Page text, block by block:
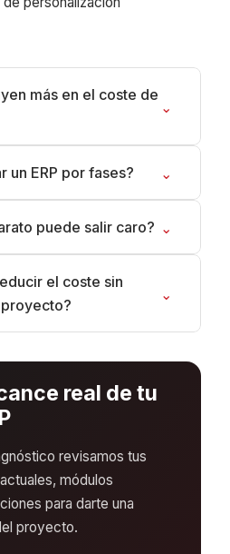
más en el coste de
⌄
un ERP por fases? ⌄
puede salir caro? ⌄
el coste sin
⌄
real de tu
revisamos tus
módulos
para darte una
proyecto.